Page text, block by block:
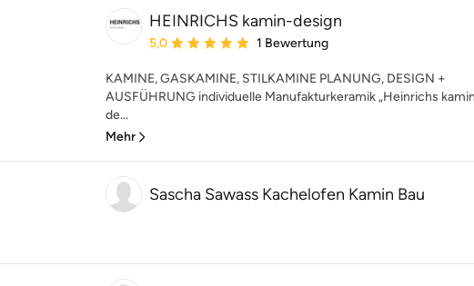
HEINRICHS kamin-design
Durchschnittliche Bewertung: 5 von 5 Sternen
5,0 1 Bewertung
KAMINE, GASKAMINE, STILKAMINE PLANUNG, DESIGN +
AUSFÜHRUNG individuelle Manufakturkeramik „Heinrichs
de...
Mehr
Sascha Sawass Kachelofen Kamin Bau